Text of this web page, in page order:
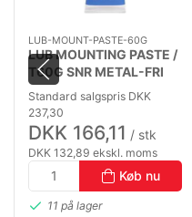
LUB-MOUNT-PASTE-60G
LUB MOUNTING PASTE /
T60G SNR METAL-FRI
MONTAGE PASTA (-30
TO +145°C)
Standard salgspris DKK
237,30
DKK 166,11 / stk
DKK 132,89 ekskl. moms
Køb nu
11 på lager